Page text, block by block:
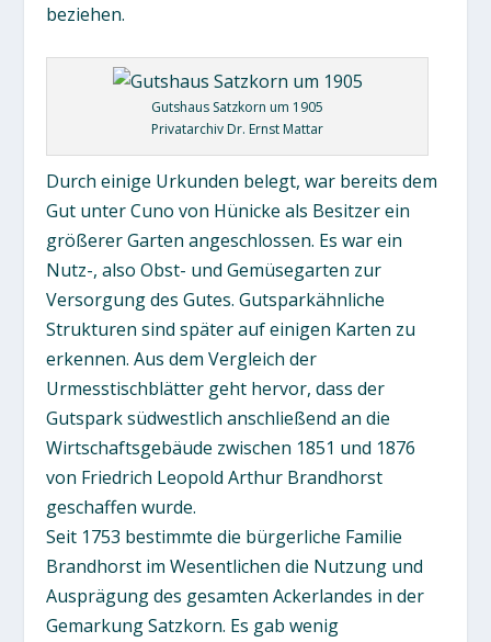
beziehen.
Gutshaus Satzkorn um 1905
Privatarchiv Dr. Ernst Mattar
Durch einige Urkunden belegt, war bereits dem
Gut unter Cuno von Hünicke als Besitzer ein
größerer Garten angeschlossen. Es war ein
Nutz-, also Obst- und Gemüsegarten zur
Versorgung des Gutes. Gutsparkähnliche
Strukturen sind später auf einigen Karten zu
erkennen. Aus dem Vergleich der
Urmesstischblätter geht hervor, dass der
Gutspark südwestlich anschließend an die
Wirtschaftsgebäude zwischen 1851 und 1876
von Friedrich Leopold Arthur Brandhorst
geschaffen wurde.
Seit 1753 bestimmte die bürgerliche Familie
Brandhorst im Wesentlichen die Nutzung und
Ausprägung des gesamten Ackerlandes in der
Gemarkung Satzkorn. Es gab wenig